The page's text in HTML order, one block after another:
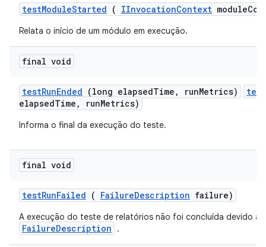
testModuleStarted ( IInvocationContext module
Relata o início de um módulo em execução.
final void
testRunEnded (long elapsedTime , runMetrics)
elapsedTime, runMetrics)
Informa o final da execução do teste.
final void
testRunFailed ( FailureDescription failure)
A execução do teste de relatórios não foi concluída devido a
FailureDescription .